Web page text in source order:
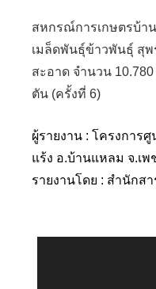
สหกรณ์การเกษตรบ้า
เมล็ดพันธุ์ข้าวพันธุ์ สุ
สะอาด จำนวน
ตัน (ครั้งที่ 6)
ผู้รายงาน : โครงการ
แร้ง อ.บ้านแหลม จ.เพ
รายงานโดย : สำนักส